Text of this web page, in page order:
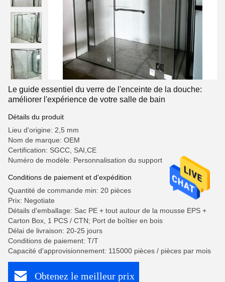
Le guide essentiel du verre de l'enceinte de la douche:
améliorer l'expérience de votre salle de bain
Détails du produit
Lieu d'origine: 2,5 mm
Nom de marque: OEM
Certification: SGCC, SAI,CE
Numéro de modèle: Personnalisation du support
Conditions de paiement et d'expédition
Quantité de commande min: 20 pièces
Prix: Negotiate
Détails d'emballage: Sac PE + tout autour de la mousse EPS +
Carton Box, 1 PCS / CTN; Port de boîtier en bois
Délai de livraison: 20-25 jours
Conditions de paiement: T/T
Capacité d'approvisionnement: 115000 pièces / pièces par mois
Obtenez le meilleur prix